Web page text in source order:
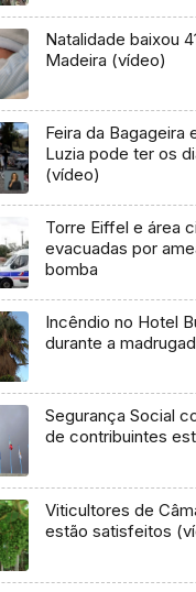
Natalidade baixou
Madeira (vídeo)
Feira da Bagageira
Luzia pode ter os
(vídeo)
Torre Eiffel e área
evacuadas por
bomba
Incêndio no Hotel
durante a
Segurança Social
de contribuintes
Viticultores de
estão satisfeitos